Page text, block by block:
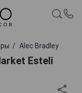
Alec Bradley
Esteli